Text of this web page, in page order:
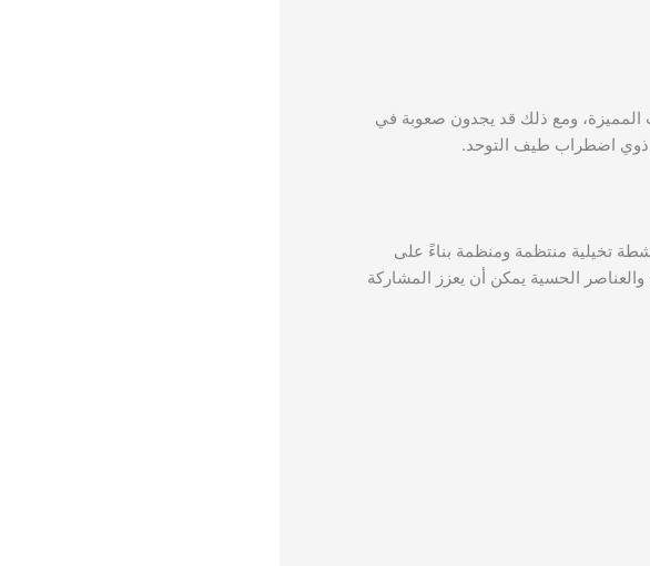
المميزة، ومع ذلك قد يجدون صعوبة في
ذوي اضطراب طيف التوحد.
تخيلية منتظمة ومنظمة بناءً على
والعناصر الحسية يمكن أن يعزز المشاركة